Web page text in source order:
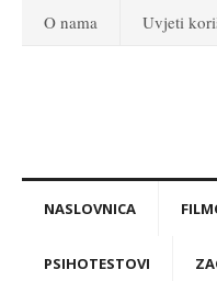
O nama Uvjeti
NASLOVNICA
PSIHOTESTOVI